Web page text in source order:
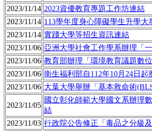
2023/11/14 2023資優教育專題工作坊連結
2023/11/14 113學年度身心障礙學生升學大
2023/11/14 實踐大學等招生資訊連結
2023/11/06 亞洲大學社會工作學系辦理「一
2023/11/06 教育部辦理「環境教育議題數
2023/11/06 衛生福利部自112年10月24日
2023/11/06 大葉大學舉辦「基本救命術
2023/11/05
國立彰化師範大學國文系辦理
結
2023/11/03 行政院公告修正「毒品之分級